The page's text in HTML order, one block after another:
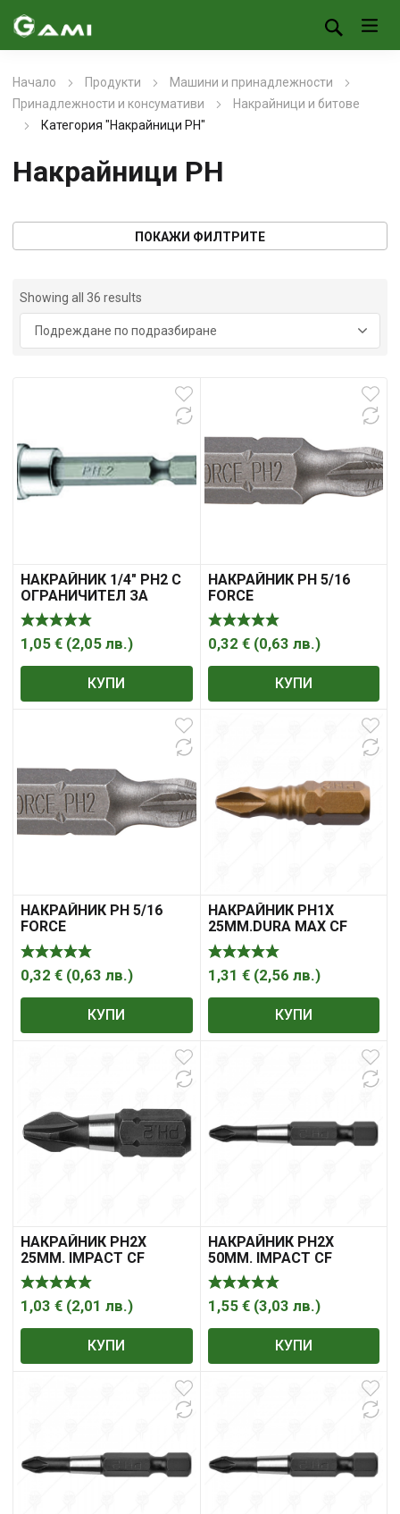
Начало Продукти
Машини и принадлежности
Принадлежности и консумативи
Накрайници и битове
Категория "Накрайници PH"
Накрайници PH
ПОКАЖИ ФИЛТРИТЕ
Showing all 36 results
НАКРАЙНИК 1/4″ PH2 С
ОГРАНИЧИТЕЛ ЗА
ГИПСОКАРТОН FORCE
1,05 € (2,05 лв.)
КУПИ
НАКРАЙНИК PH 5/16
FORCE
0,32 € (0,63 лв.)
КУПИ
НАКРАЙНИК PH 5/16
FORCE
0,32 € (0,63 лв.)
КУПИ
НАКРАЙНИК PH1X
25ММ.DURA MAX CF
1,31 € (2,56 лв.)
КУПИ
НАКРАЙНИК PH2X
25ММ. IMPACT CF
1,03 € (2,01 лв.)
КУПИ
НАКРАЙНИК PH2X
50ММ. IMPACT CF
1,55 € (3,03 лв.)
КУПИ